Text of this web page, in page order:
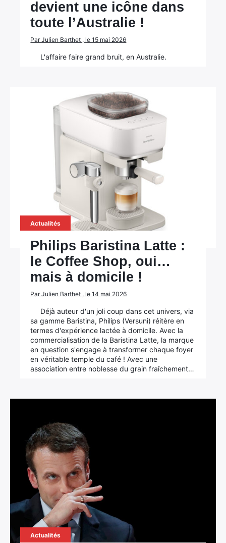
devient une icône dans
toute l’Australie !
Par Julien Barthet , le 15 mai 2026
L'affaire faire grand bruit, en Australie.
Actualités
Philips Baristina Latte :
le Coffee Shop, oui…
mais à domicile !
Par Julien Barthet , le 14 mai 2026
Déjà auteur d'un joli coup dans cet univers, via
sa gamme Baristina, Philips (Versuni) réitère en
termes d'expérience lactée à domicile. Avec la
commercialisation de la Baristina Latte, la marque
en question s'engage à transformer chaque foyer
en véritable temple du café ! Avec une
association entre noblesse du grain fraîchement…
Actualités